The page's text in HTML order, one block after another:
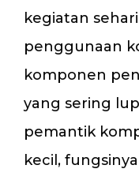
kegiatan
penggunaan
komponen
yang sering
pemantik
kecil,